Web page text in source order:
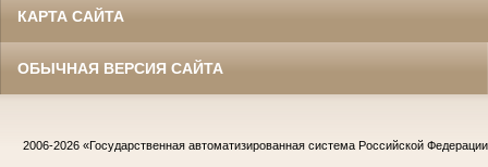
КАРТА САЙТА
ОБЫЧНАЯ ВЕРСИЯ САЙТА
2006-2026 «Государственная автоматизированная система Российской